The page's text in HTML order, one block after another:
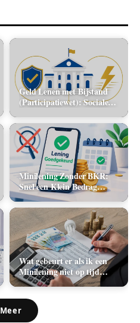
Geld Lenen met Bijstand
(Participatiewet): Sociale
flitskrediet
Minilening Zonder BKR:
Snel een Klein Bedrag
Lenen Zonder Toetsing
Wat gebeurt er als ik een
Minilening niet op tijd
terugbetaal? (Boetes en
Meer